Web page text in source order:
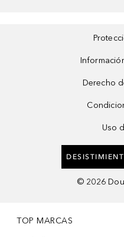
Derecho
Uso
© 2026
TOP MARCAS